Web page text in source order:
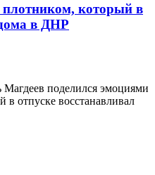
плотником, который в
в ДНР
поделился эмоциями
в отпуске восстанавливал